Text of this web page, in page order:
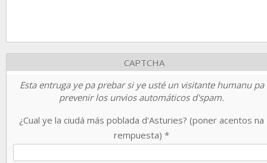
CAPTCHA
Esta entruga ye pa prebar si ye usté un visitante humanu pa
prevenir los unvios automáticos d'spam.
¿Cual ye la ciudá más poblada d'Asturies? (poner acentos na
rempuesta) *